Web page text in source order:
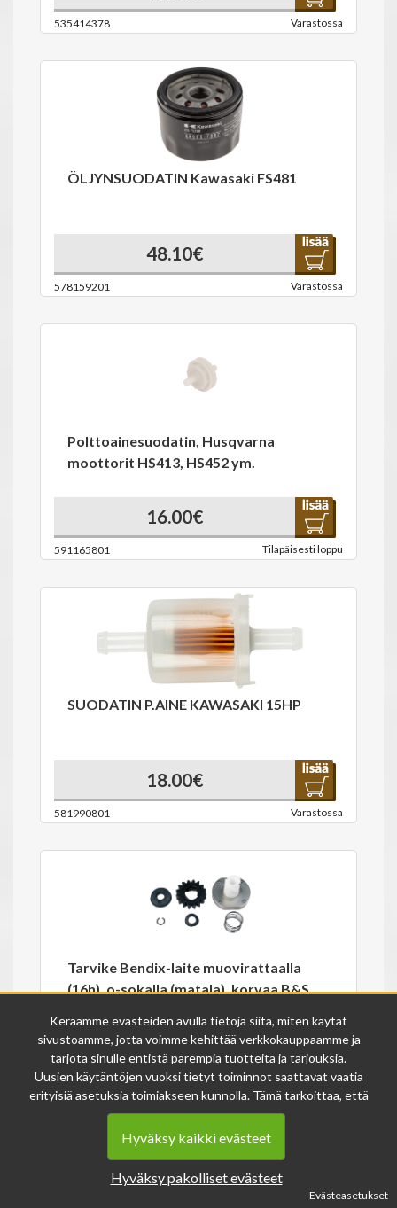
535414378 Varastossa
ÖLJYNSUODATIN Kawasaki FS481
48.10€
578159201 Varastossa
Polttoainesuodatin, Husqvarna
moottorit HS413, HS452 ym.
16.00€
591165801 Tilapäisesti loppu
SUODATIN P.AINE KAWASAKI 15HP
18.00€
581990801 Varastossa
Tarvike Bendix-laite muovirattaalla
(16h), o-sokalla (matala), korvaa B&S
26.00€
3-477 Varastossa
Keräämme evästeiden avulla tietoja siitä, miten käytät
sivustoamme, jotta voimme kehittää verkkokauppaamme ja
tarjota sinulle entistä parempia tuotteita ja tarjouksia.
Uusien käytäntöjen vuoksi tietyt toiminnot saattavat vaatia
erityisiä asetuksia toimiakseen kunnolla. Tämä tarkoittaa, että
joissakin tapauksissa anonymisoidut tiedot voivat kertyä,
vaikka olisit kieltänyt evästeiden käytön. Näitä tietoja
käytetään ainoastaan palvelumme parantamiseen, eikä niistä
Voit muuttaa evästeasetuksiasi milloin tahansa sivun
Hyväksy kaikki evästeet
Hyväksy pakolliset evästeet
Evästeasetukset